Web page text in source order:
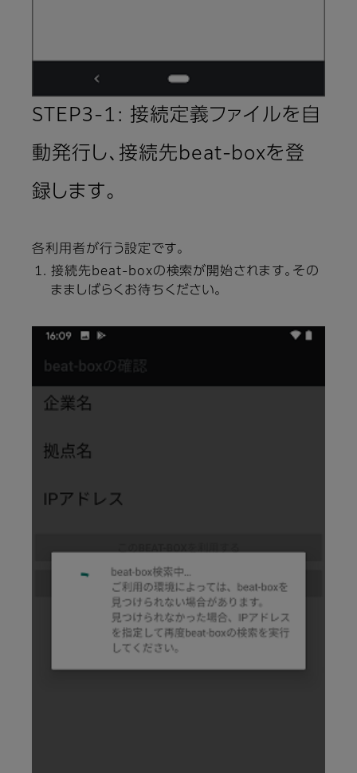
STEP3-1: 接続定義ファイルを自
動発行し、接続先beat-boxを登
録します。
各利用者が行う設定です。
接続先beat-boxの検索が開始されます。その
まましばらくお待ちください。